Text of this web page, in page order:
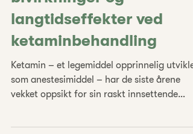
Sikkerhet først:
bivirkninger og
langtidseffekter ved
ketaminbehandling
Ketamin – et legemiddel opprinnelig utviklet
vekket oppsikt for sin raskt innsettende